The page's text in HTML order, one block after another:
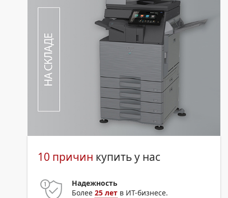
10 причин купить у нас
Надежность
Более25 лет в ИТ-бизнесе.